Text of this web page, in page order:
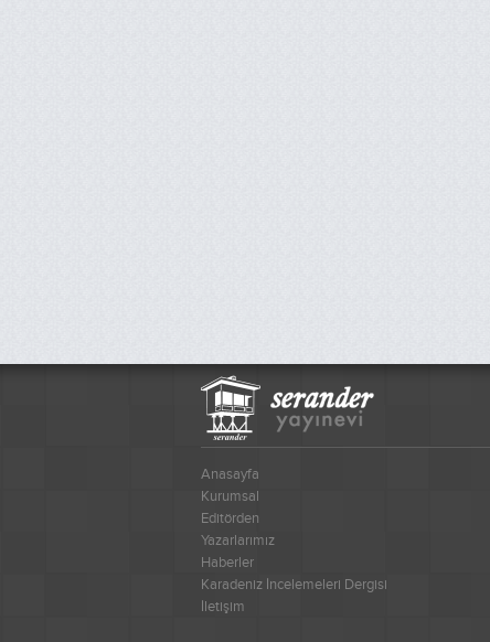
Anasayfa
Kurumsal
Editörden
Yazarlarımız
Haberler
Karadeniz İncelemeleri Dergisi
İletişim